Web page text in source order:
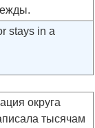
stays in a
округа
тысячам